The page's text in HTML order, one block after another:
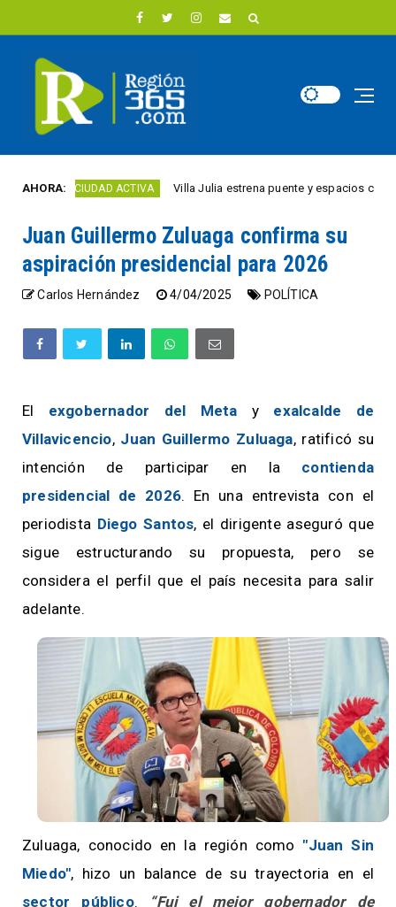
AHORA:
CIUDAD ACTIVA Villa Julia estrena puente y espacios comerciales
Juan Guillermo Zuluaga confirma su
aspiración presidencial para 2026
Carlos Hernández 4/04/2025 POLÍTICA
El exgobernador del Meta y exalcalde de
Villavicencio, Juan Guillermo Zuluaga, ratificó su
intención de participar en la contienda
presidencial de 2026. En una entrevista con el
periodista Diego Santos, el dirigente aseguró que
sigue estructurando su propuesta, pero se
considera el perfil que el país necesita para salir
adelante.
Zuluaga, conocido en la región como "Juan Sin
Miedo", hizo un balance de su trayectoria en el
sector público.
“Fui el mejor gobernador de